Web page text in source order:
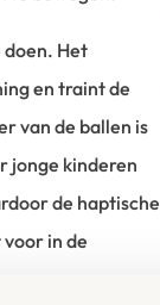
doen. Het
en traint de
van de ballen is
jonge kinderen
de haptische
in de